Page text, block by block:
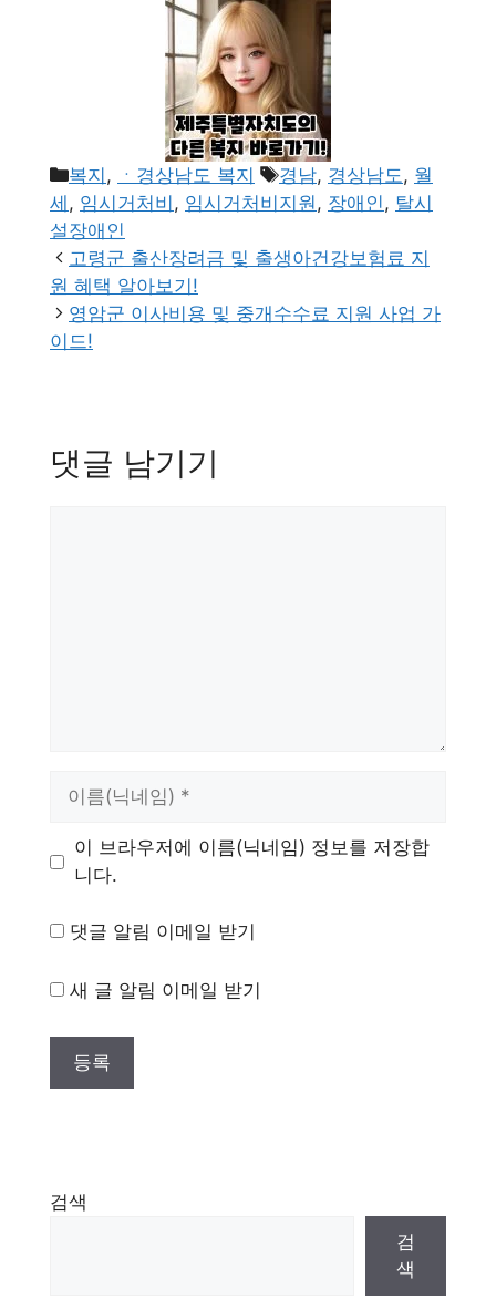
카
테
고
리
복지 , ㆍ경상남도 복지
태
그
경남, 경상남도, 월
세 , 임시거처비 , 임시거처비지원, 장애인, 탈시
설장애인
고령군 출산장려금 및 출생아건강보험료 지
원 혜택 알아보기!
영암군 이사비용 및 중개수수료 지원 사업 가
이드!
댓글 남기기
이 브라우저에 이름(닉네임) 정보를 저장합
니다.
댓글 알림 이메일 받기
새 글 알림 이메일 받기
검색
검
색